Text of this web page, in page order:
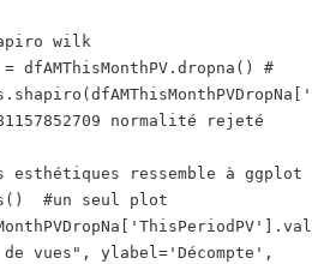
wilk
= dfAMThisMonthPV.dropna() #
normalité rejeté
esthétiques ressemble à
#un seul plot
vues", ylabel='Décompte',